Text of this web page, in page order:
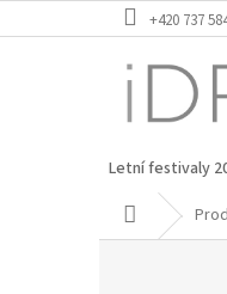
na
+420 737
Letní festivaly
Domů